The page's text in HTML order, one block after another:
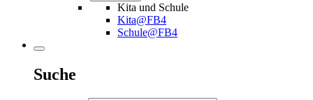
Kita und Schule
Kita@FB4
Schule@FB4
Suche